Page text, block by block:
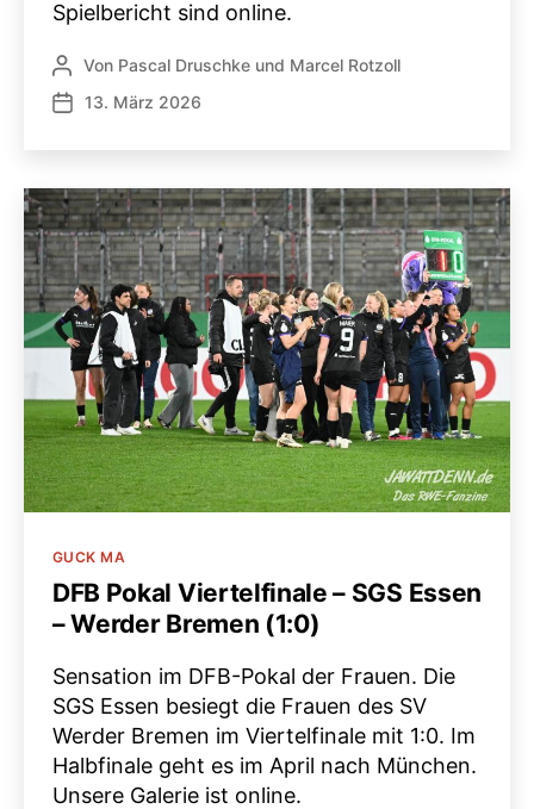
Spielbericht sind online.
Beitragsautor
Von Pascal Druschke und Marcel Rotzoll
Veröffentlichungsdatum
13. März 2026
Kategorien
GUCK MA
DFB Pokal Viertelfinale – SGS Essen
– Werder Bremen (1:0)
Sensation im DFB-Pokal der Frauen. Die
SGS Essen besiegt die Frauen des SV
Werder Bremen im Viertelfinale mit 1:0. Im
Halbfinale geht es im April nach München.
Unsere Galerie ist online.